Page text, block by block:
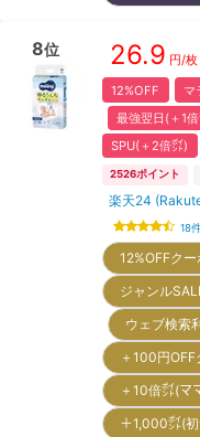
8位 26.9 円/枚
12%OFF マ
最強翌日(＋1
SPU(＋2倍㌽)
2526ポイント
楽天24
18
12%OFFクー
ジャンル
ウェブ検索
＋100円
＋10倍㌽(
＋1,000㌽(